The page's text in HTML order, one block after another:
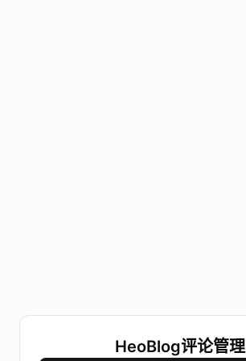
HeoBlog评论管理